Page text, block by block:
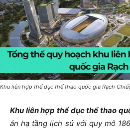
Khu liên hợp thể dục thể thao quốc gia Rạch
Khu liên hợp thể dục thể thao
án hạ tầng lịch sử với quy mô